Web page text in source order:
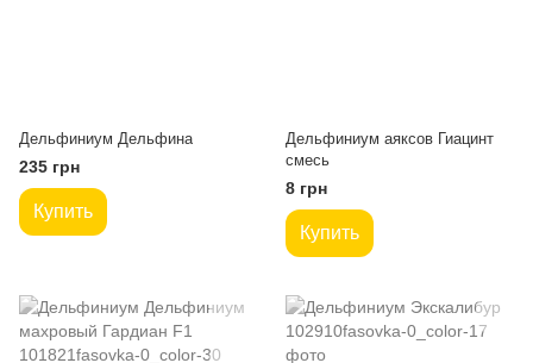
Дельфиниум Дельфина
235 грн
Купить
Дельфиниум аяксов Гиацинт
смесь
8 грн
Купить